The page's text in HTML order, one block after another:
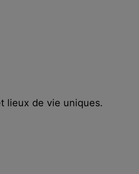
lieux de vie uniques.